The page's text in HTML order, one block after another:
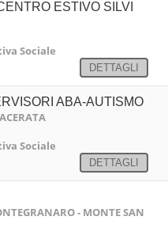
ESTIVO SILVI
Sociale
DETTAGLI
ABA-AUTISMO
Sociale
DETTAGLI
- MONTE SAN